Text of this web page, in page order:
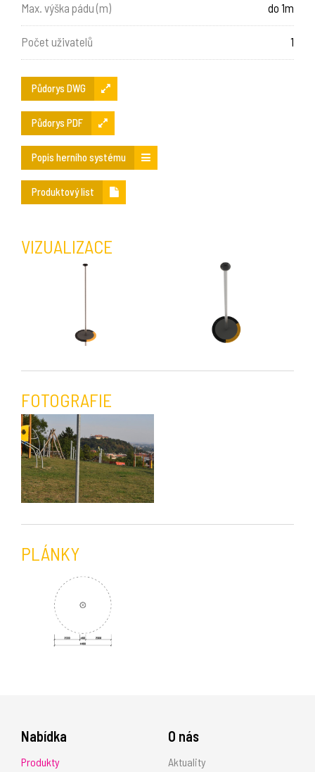
Max. výška pádu (m) do 1m
Počet uživatelů 1
Půdorys DWG
Půdorys PDF
Popis herního systému
Produktový list
VIZUALIZACE
FOTOGRAFIE
PLÁNKY
Nabídka
Produkty
O nás
Aktuality